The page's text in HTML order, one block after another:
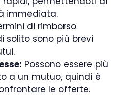
immediata.
di rimborso
solito sono più brevi
Possono essere più
a un mutuo, quindi è
le offerte.